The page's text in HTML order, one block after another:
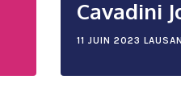
Cavadini
11 JUIN 2023